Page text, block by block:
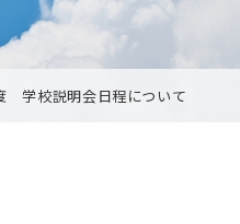
学校説明会日程について